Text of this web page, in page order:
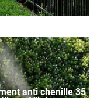
anti chenille 35